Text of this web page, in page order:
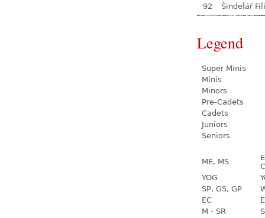
92
Šindelář
Legend
Super Minis
Minis
Minors
Pre-Cadets
Cadets
Juniors
Seniors
ME, MS
YOG
SP, GS, GP
EC
M - SR